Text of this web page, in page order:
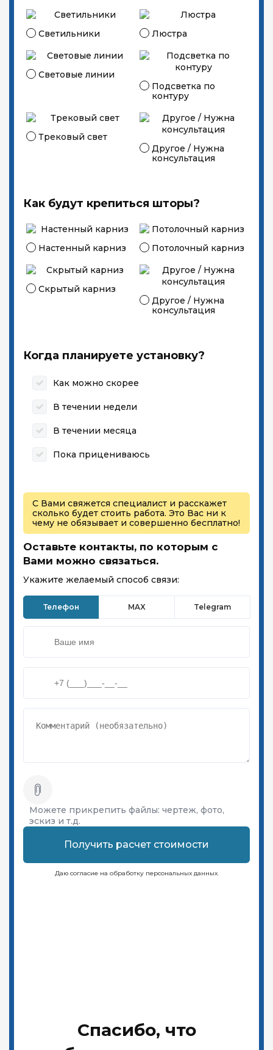
Светильники Люстра
Световые линии
Подсветка по
контуру
Трековый свет
Другое / Нужна
консультация
Как будут крепиться шторы?
Настенный карниз Потолочный карниз
Скрытый карниз
Другое / Нужна
консультация
Когда планируете установку?
Как можно скорее
В течении недели
В течении месяца
Пока прицениваюсь
С Вами свяжется специалист и расскажет
сколько будет стоить работа. Это Вас ни к
чему не обязывает и совершенно бесплатно!
Оставьте контакты, по которым с
Вами можно связаться.
Укажите желаемый способ связи:
Телефон MAX Telegram
Можете прикрепить файлы: чертеж, фото,
эскиз и т.д.
Получить расчет стоимости
Даю согласие на обработку персональных данных.
Спасибо, что